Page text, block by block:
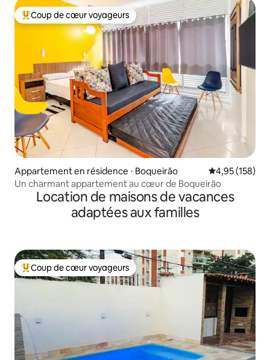
Coups de cœur voyageurs les plus appréciés
Coup de cœur voyageurs
Appartement en résidence ⋅ Boqueirão Évaluation
4,95 (158)
Un charmant appartement au cœur de Boqueirão
Location de maisons de vacances
adaptées aux familles
Coups de cœur voyageurs les plus appréciés
Coup de cœur voyageurs